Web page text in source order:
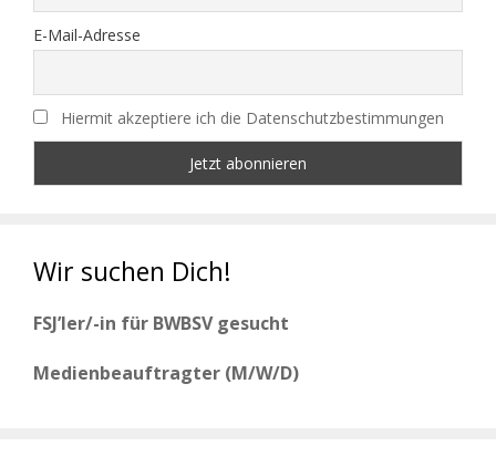
E-Mail-Adresse
Hiermit akzeptiere ich die Datenschutzbestimmungen
Wir suchen Dich!
FSJ’ler/-in für BWBSV gesucht
Medienbeauftragter (M/W/D)